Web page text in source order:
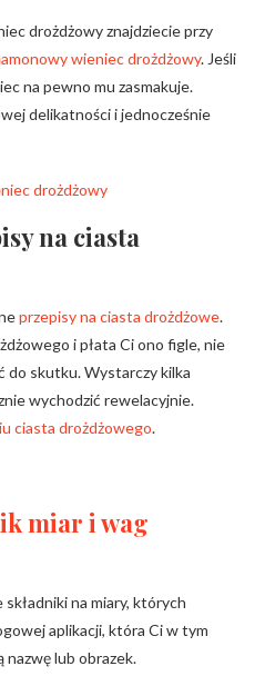
drożdżowy znajdziecie przy
wieniec drożdżowy. Jeśli
na pewno mu zasmakuje.
delikatności i jednocześnie
na ciasta
przepisy na ciasta drożdżowe.
i płata Ci ono figle, nie
do skutku. Wystarczy kilka
wychodzić rewelacyjnie.
ciasta drożdżowego.
miar i wag
na miary, których
aplikacji, która Ci w tym
lub obrazek.